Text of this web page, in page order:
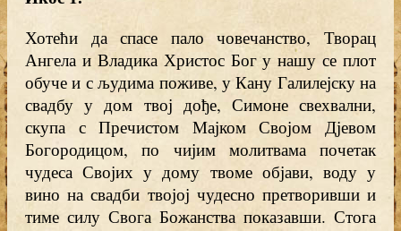
Хотећи да спасе пало човечанство, Творац
Ангела и Владика Христос Бог у нашу се плот
обуче и с људима поживе, у Кану Галилејску на
свадбу у дом твој дође, Симоне свехвални,
скупа с Пречистом Мајком Својом Дјевом
Богородицом, по чијим молитвама почетак
чудеса Својих у дому твоме објави, воду у
вино на свадби твојој чудесно претворивши и
тиме силу Свога Божанства показавши. Стога